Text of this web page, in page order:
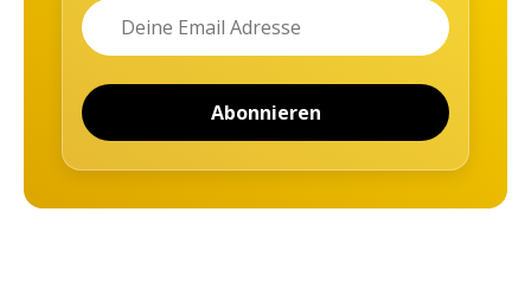
Name
Email
Abonnieren